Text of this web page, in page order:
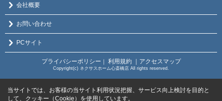
会社概要
お問い合わせ
PCサイト
プライバシーポリシー ｜ 利用規約 ｜アクセスマップ
Copyright(c) ネクサスホーム心斎橋店 All rights reserved.
当サイトでは、お客様の当サイト利用状況把握、サービス向上検討を目的と
して、クッキー（Cookie）を使用しています。